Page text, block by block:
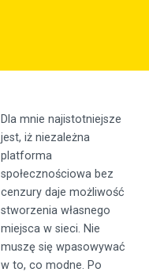
Dla mnie najistotniejsze
jest, iż niezależna
platforma
społecznościowa bez
cenzury daje możliwość
stworzenia własnego
miejsca w sieci. Nie
muszę się wpasowywać
w to, co modne. Po